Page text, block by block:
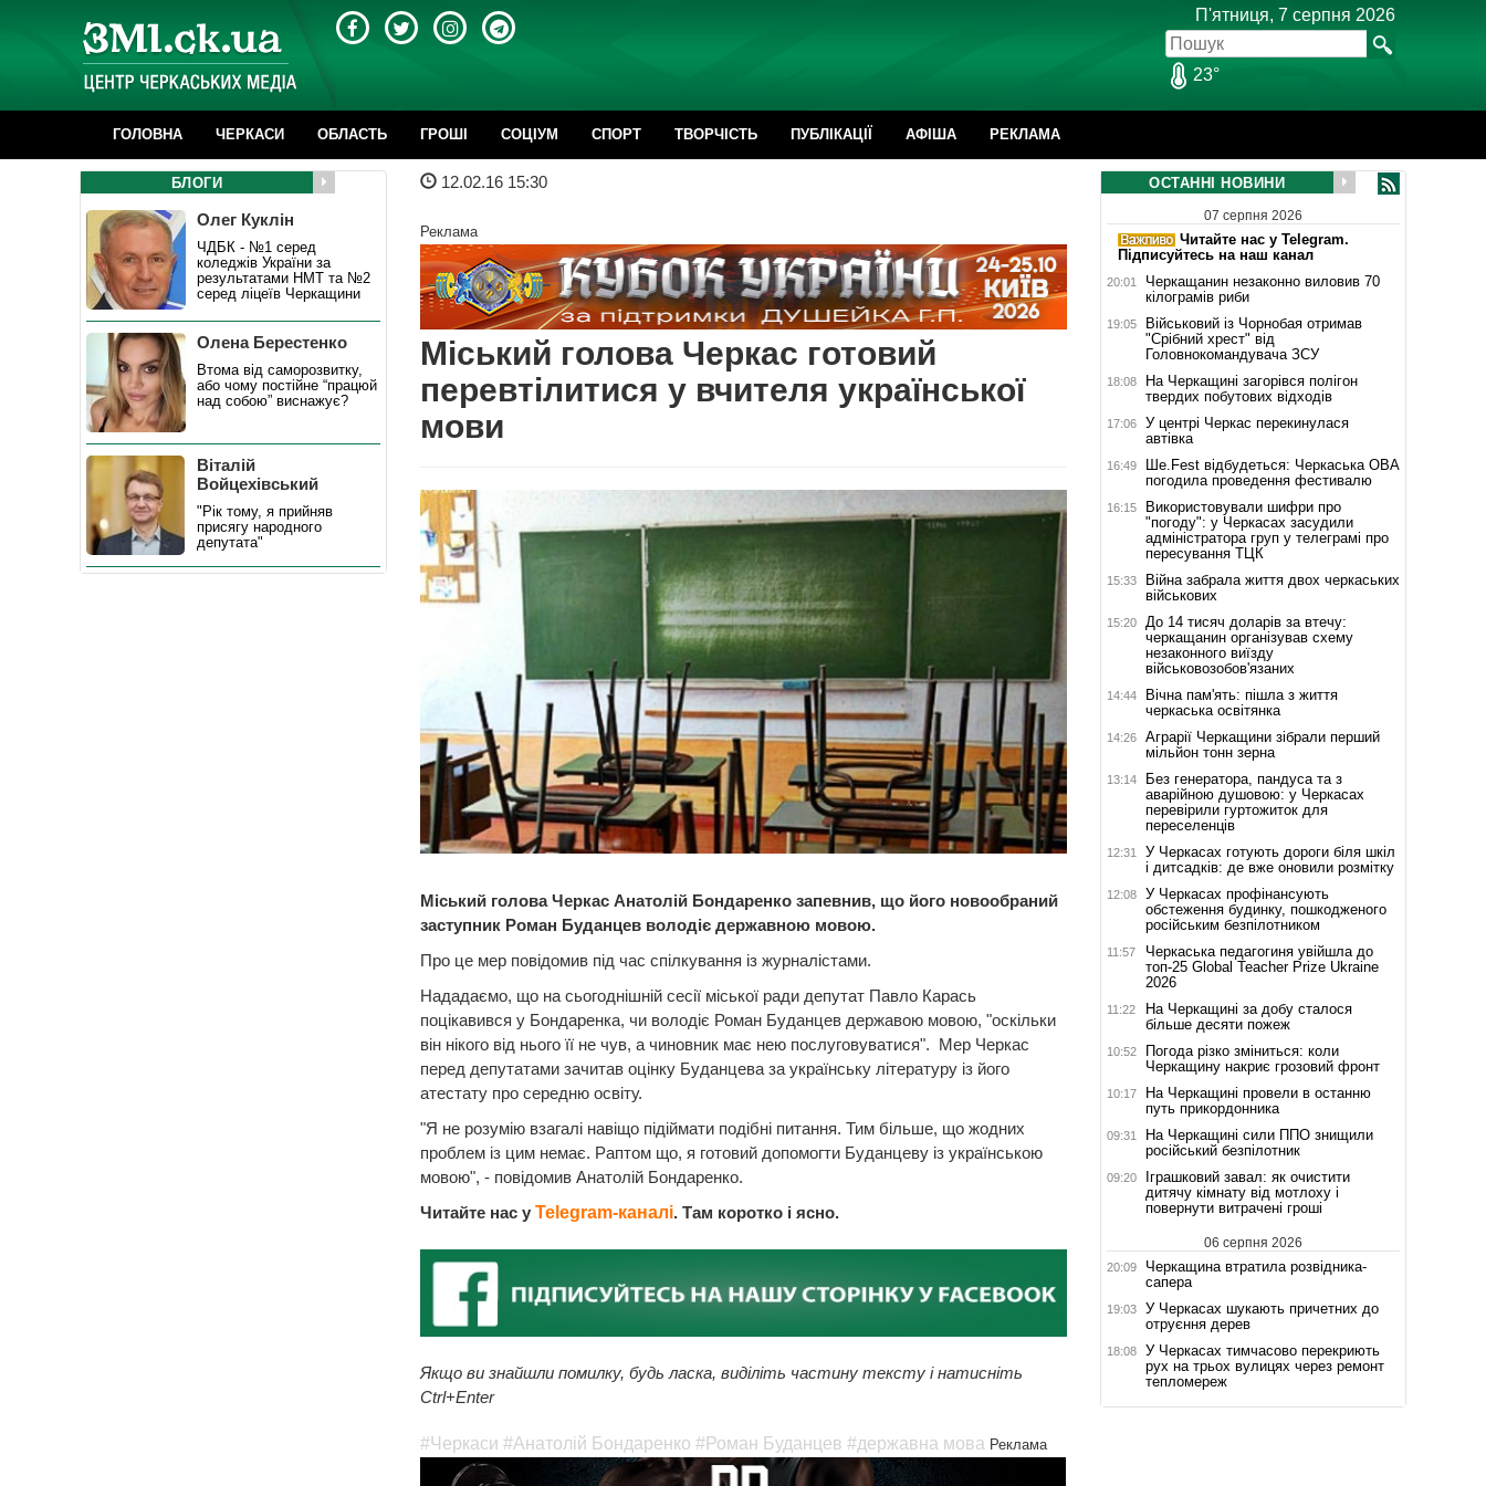
П'ятниця, 7 серпня 2026
23°
ГОЛОВНА ЧЕРКАСИ ОБЛАСТЬ ГРОШІ CОЦІУМ СПОРТ ТВОРЧІСТЬ ПУБЛІКАЦІЇ АФІША РЕКЛАМА
12.02.16 15:30
Реклама
Міський голова Черкас готовий
перевтілитися у вчителя української
мови
Міський голова Черкас Анатолій Бондаренко запевнив, що його новообраний
заступник Роман Буданцев володіє державною мовою.
Про це мер повідомив під час спілкування із журналістами.
Нададаємо, що на сьогоднішній сесії міської ради депутат Павло Карась
поцікавився у Бондаренка, чи володіє Роман Буданцев державою мовою, "оскільки
він нікого від нього її не чув, а чиновник має нею послуговуватися". Мер Черкас
перед депутатами зачитав оцінку Буданцева за українську літературу із його
атестату про середню освіту.
"Я не розумію взагалі навіщо підіймати подібні питання. Тим більше, що жодних
проблем із цим немає. Раптом що, я готовий допомогти Буданцеву із українською
мовою", - повідомив Анатолій Бондаренко.
Читайте нас у Telegram-каналі. Там коротко і ясно.
Якщо ви знайшли помилку, будь ласка, виділіть частину тексту і натисніть
Ctrl+Enter
#Черкаси #Анатолій Бондаренко #Роман Буданцев #державна мова Реклама
БЛОГИ
Олег Куклін
ЧДБК - №1 серед
коледжів України за
результатами НМТ та №2
серед ліцеїв Черкащини
Олена Берестенко
Втома від саморозвитку,
або чому постійне “працюй
над собою” виснажує?
Віталій
Войцехівський
"Рік тому, я прийняв
присягу народного
депутата"
ОСТАННІ НОВИНИ
07 серпня 2026
Читайте нас у Telegram.
Підписуйтесь на наш канал
20:01
Черкащанин незаконно виловив 70
кілограмів риби
19:05
Військовий із Чорнобая отримав
"Срібний хрест" від
Головнокомандувача ЗСУ
18:08
На Черкащині загорівся полігон
твердих побутових відходів
17:06
У центрі Черкас перекинулася
автівка
16:49
Ше.Fest відбудеться: Черкаська ОВА
погодила проведення фестивалю
16:15
Використовували шифри про
"погоду": у Черкасах засудили
адміністратора груп у телеграмі про
пересування ТЦК
15:33
Війна забрала життя двох черкаських
військових
15:20
До 14 тисяч доларів за втечу:
черкащанин організував схему
незаконного виїзду
військовозобов'язаних
14:44
Вічна пам'ять: пішла з життя
черкаська освітянка
14:26
Аграрії Черкащини зібрали перший
мільйон тонн зерна
13:14
Без генератора, пандуса та з
аварійною душовою: у Черкасах
перевірили гуртожиток для
переселенців
12:31
У Черкасах готують дороги біля шкіл
і дитсадків: де вже оновили розмітку
12:08
У Черкасах профінансують
обстеження будинку, пошкодженого
російським безпілотником
11:57
Черкаська педагогиня увійшла до
топ-25 Global Teacher Prize Ukraine
2026
11:22
На Черкащині за добу сталося
більше десяти пожеж
10:52
Погода різко зміниться: коли
Черкащину накриє грозовий фронт
10:17
На Черкащині провели в останню
путь прикордонника
09:31
На Черкащині сили ППО знищили
російський безпілотник
09:20
Іграшковий завал: як очистити
дитячу кімнату від мотлоху і
повернути витрачені гроші
06 серпня 2026
20:09
Черкащина втратила розвідника-
сапера
19:03
У Черкасах шукають причетних до
отруєння дерев
18:08
У Черкасах тимчасово перекриють
рух на трьох вулицях через ремонт
тепломереж